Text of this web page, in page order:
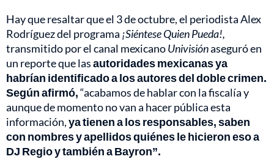
Hay que resaltar que el 3 de octubre, el periodista Alex
Rodríguez del programa ¡Siéntese Quien Pueda!,
transmitido por el canal mexicanoUnivisiónaseguró en
un reporte que lasautoridades mexicanas ya
habrían identificado a los autores del doble crimen.
Según afirmó,“acabamos de hablar con la fiscalía y
aunque de momento no van a hacer pública esta
información,ya tienen a los responsables, saben
con nombres y apellidos quiénes le hicieron eso a
DJ Regio y también a Bayron”.